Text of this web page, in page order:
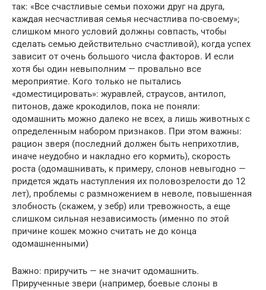
так: «Все счастливые семьи похожи друг на друга,
каждая несчастливая семья несчастлива по-своему»;
слишком много условий должны совпасть, чтобы
сделать семью действительно счастливой), когда успех
зависит от очень большого числа факторов. И если
хотя бы один невыполним — провально все
мероприятие. Кого только не пытались
«доместицировать»: журавлей, страусов, антилоп,
питонов, даже крокодилов, пока не поняли:
одомашнить можно далеко не всех, а лишь животных с
определенным набором признаков. При этом важны:
рацион зверя (последний должен быть неприхотлив,
иначе неудобно и накладно его кормить), скорость
роста (одомашнивать, к примеру, слонов невыгодно —
придется ждать наступления их половозрелости до 12
лет), проблемы с размножением в неволе, повышенная
злобность (скажем, у зебр) или тревожность, а еще
слишком сильная независимость (именно по этой
причине кошек можно считать не до конца
одомашненными)
Важно: приручить — не значит одомашнить.
Прирученные звери (например, боевые слоны в